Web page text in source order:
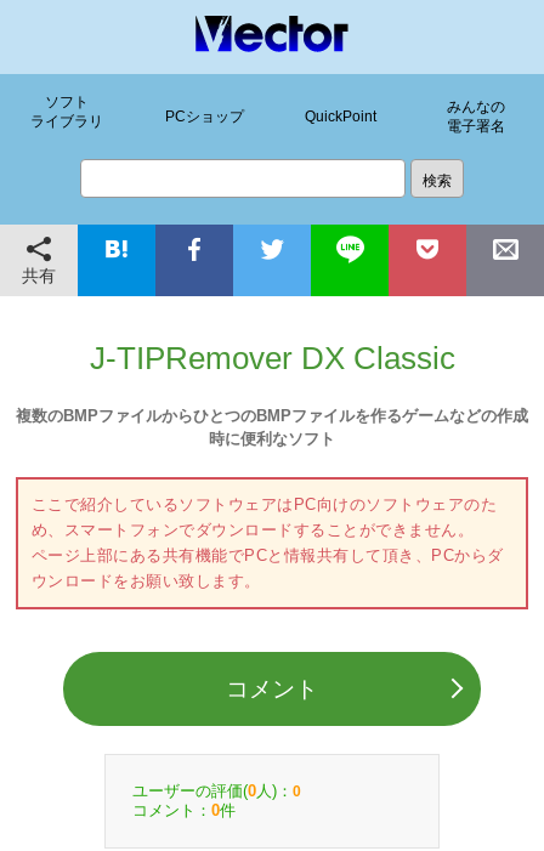
ソフト
ライブラリ
PCショップ QuickPoint
みんなの
電子署名
共有
J-TIPRemover DX Classic
複数のBMPファイルからひとつのBMPファイルを作るゲームなどの作成
時に便利なソフト
ここで紹介しているソフトウェアはPC向けのソフトウェアのた
め、スマートフォンでダウンロードすることができません。
ページ上部にある共有機能でPCと情報共有して頂き、PCからダ
ウンロードをお願い致します。
コメント
ユーザーの評価(0 人)： 0
コメント： 0件